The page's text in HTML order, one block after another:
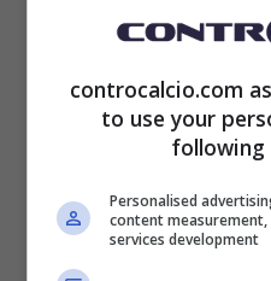
controcalcio.com
to use your
following
Personalised
content measurement,
services development